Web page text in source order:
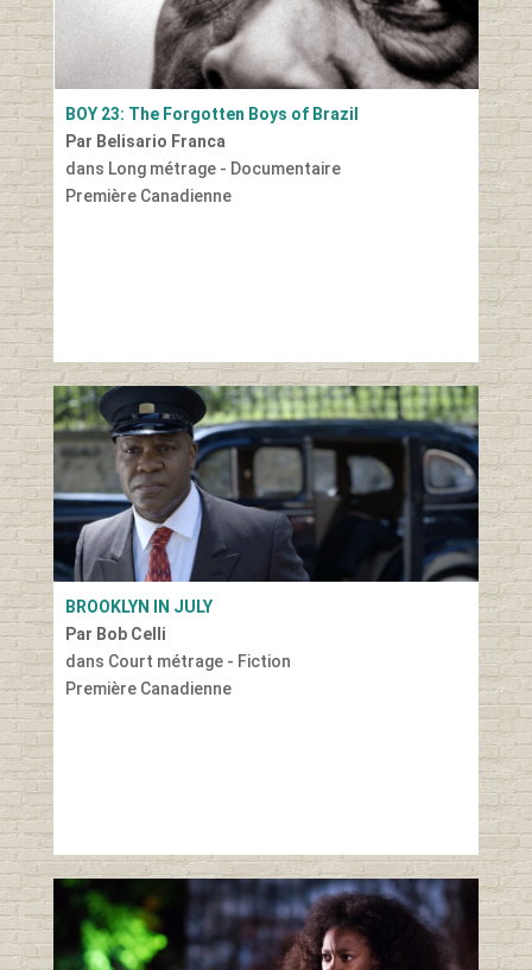
BOY 23: The Forgotten Boys of Brazil
Par Belisario Franca
dans Long métrage - Documentaire
Première Canadienne
BROOKLYN IN JULY
Par Bob Celli
dans Court métrage - Fiction
Première Canadienne